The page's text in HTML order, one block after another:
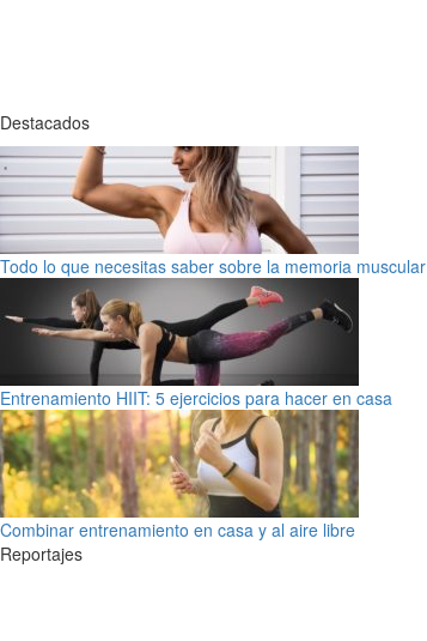
Destacados
Todo lo que necesitas saber sobre la memoria muscular
Entrenamiento HIIT: 5 ejercicios para hacer en casa
Combinar entrenamiento en casa y al aire libre
Reportajes